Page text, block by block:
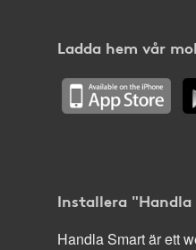
Ladda hem vår
Installera
Handla Smart är ett